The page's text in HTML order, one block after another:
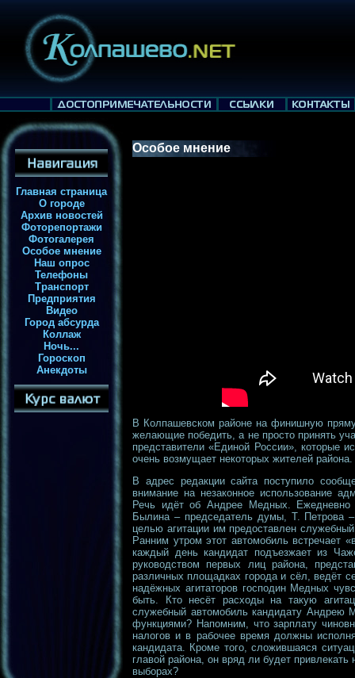
Главная страница
О городе
Архив новостей
Фоторепортажи
Фотогалерея
Особое мнение
Наш опрос
Телефоны
Транспорт
Предприятия
Видео
Город абсурда
Коллаж
Ночь...
Гороскоп
Анекдоты
Особое мнение
В Колпашевском районе на финишную
желающие победить, а не просто принять
представители «Единой России», которые
очень возмущает некоторых жителей района.
В адрес редакции сайта поступило
внимание на незаконное использование
Речь идёт об Андрее Медных. Ежедневно
Былина – председатель думы, Т. Петрова
целью агитации им предоставлен
Ранним утром этот автомобиль встречает
каждый день кандидат подъезжает из
руководством первых лиц района,
различных площадках города и сёл, ведёт
надёжных агитаторов господин Медных
быть. Кто несёт расходы на такую
служебный автомобиль кандидату Андрею
функциями? Напомним, что зарплату
налогов и в рабочее время должны
кандидата. Кроме того, сложившаяся
главой района, он вряд ли будет
выборах?